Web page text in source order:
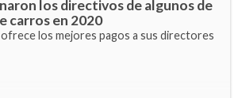
los directivos de algunos de
carros en 2020
los mejores pagos a sus directores